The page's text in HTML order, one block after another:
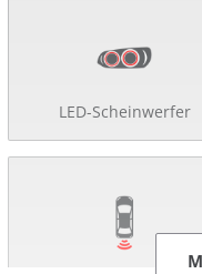
LED-Scheinwerfer